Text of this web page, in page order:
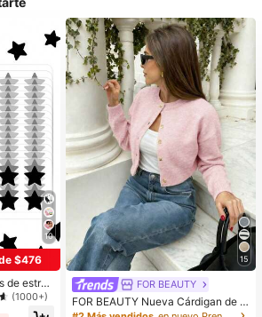
10
$476
de estrell
sin al
en la pi
(1000+)
15
FOR BEAUTY
FOR BEAUTY Nueva Cárdigan de P
unto de Manga Larga para Mujer, C